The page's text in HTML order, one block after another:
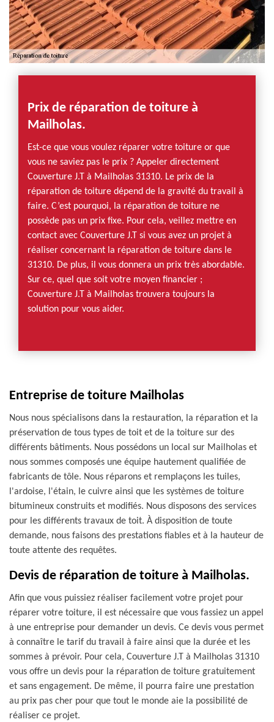
Prix de réparation de toiture à
Mailholas.
Est-ce que vous voulez réparer votre toiture or que
vous ne saviez pas le prix ? Appeler directement
Couverture J.T à Mailholas 31310. Le prix de la
réparation de toiture dépend de la gravité du travail à
faire. C’est pourquoi, la réparation de toiture ne
possède pas un prix fixe. Pour cela, veillez mettre en
contact avec Couverture J.T si vous avez un projet à
réaliser concernant la réparation de toiture dans le
31310. De plus, il vous donnera un prix très abordable.
Sur ce, quel que soit votre moyen financier ;
Couverture J.T à Mailholas trouvera toujours la
solution pour vous aider.
Entreprise de toiture Mailholas
Nous nous spécialisons dans la restauration, la réparation et la
préservation de tous types de toit et de la toiture sur des
différents bâtiments. Nous possédons un local sur Mailholas et
nous sommes composés une équipe hautement qualifiée de
fabricants de tôle. Nous réparons et remplaçons les tuiles,
l'ardoise, l'étain, le cuivre ainsi que les systèmes de toiture
bitumineux construits et modifiés. Nous disposons des services
pour les différents travaux de toit. À disposition de toute
demande, nous faisons des prestations fiables et à la hauteur de
toute attente des requêtes.
Devis de réparation de toiture à Mailholas.
Afin que vous puissiez réaliser facilement votre projet pour
réparer votre toiture, il est nécessaire que vous fassiez un appel
à une entreprise pour demander un devis. Ce devis vous permet
à connaître le tarif du travail à faire ainsi que la durée et les
sommes à prévoir. Pour cela, Couverture J.T à Mailholas 31310
vous offre un devis pour la réparation de toiture gratuitement
et sans engagement. De même, il pourra faire une prestation
au prix pas cher pour que tout le monde aie la possibilité de
réaliser ce projet.